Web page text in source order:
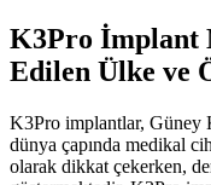
K3Pro İmplant
Edilen Ülke ve
K3Pro implantlar, Güney
dünya çapında medikal
olarak dikkat çekerken,